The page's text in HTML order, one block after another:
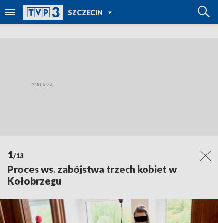
SZCZECIN
TVP REGIONY
1/13
Proces ws. zabójstwa trzech kobiet w
Kołobrzegu